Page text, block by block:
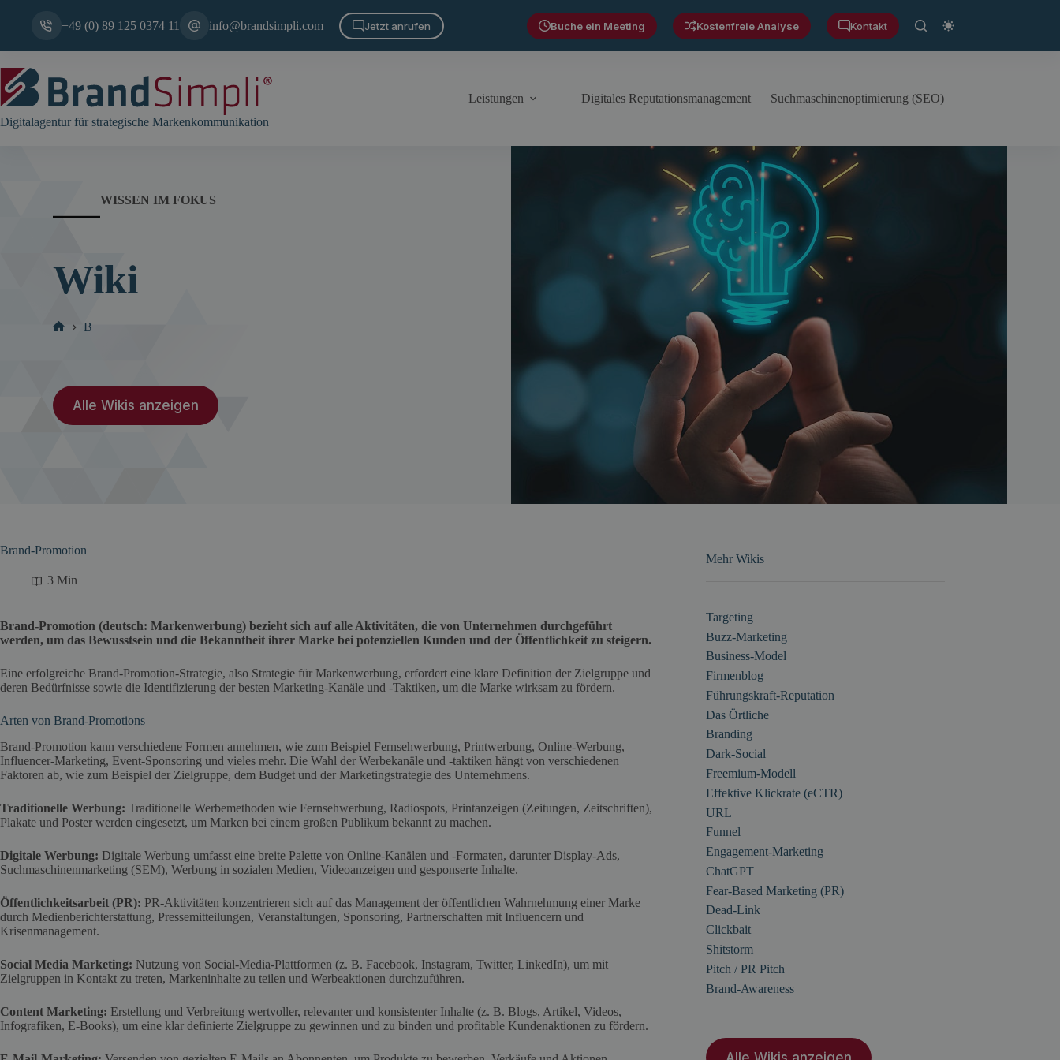
+49 (0) 89 125 0374 11 info@brandsimpli.com Jetzt anrufen Buche ein Meeting Kostenfreie Analyse Kontakt
Digitalagentur für strategische Markenkommunikation
Leistungen Digitales Reputationsmanagement Suchmaschinenoptimierung (SEO)
WISSEN IM FOKUS
Wiki
B
Alle Wikis anzeigen
Brand-Promotion
3 Min
Brand-Promotion (deutsch: Markenwerbung) bezieht sich auf alle Aktivitäten, die von Unternehmen durchgeführt
werden, um das Bewusstsein und die Bekanntheit ihrer Marke bei potenziellen Kunden und der Öffentlichkeit zu steigern.
Eine erfolgreiche Brand-Promotion-Strategie, also Strategie für Markenwerbung, erfordert eine klare Definition der Zielgruppe und
deren Bedürfnisse sowie die Identifizierung der besten Marketing-Kanäle und -Taktiken, um die Marke wirksam zu fördern.
Arten von Brand-Promotions
Brand-Promotion kann verschiedene Formen annehmen, wie zum Beispiel Fernsehwerbung, Printwerbung, Online-Werbung,
Influencer-Marketing, Event-Sponsoring und vieles mehr. Die Wahl der Werbekanäle und -taktiken hängt von verschiedenen
Faktoren ab, wie zum Beispiel der Zielgruppe, dem Budget und der Marketingstrategie des Unternehmens.
Traditionelle Werbung: Traditionelle Werbemethoden wie Fernsehwerbung, Radiospots, Printanzeigen (Zeitungen, Zeitschriften),
Plakate und Poster werden eingesetzt, um Marken bei einem großen Publikum bekannt zu machen.
Digitale Werbung: Digitale Werbung umfasst eine breite Palette von Online-Kanälen und -Formaten, darunter Display-Ads,
Suchmaschinenmarketing (SEM), Werbung in sozialen Medien, Videoanzeigen und gesponserte Inhalte.
Öffentlichkeitsarbeit (PR): PR-Aktivitäten konzentrieren sich auf das Management der öffentlichen Wahrnehmung einer Marke
durch Medienberichterstattung, Pressemitteilungen, Veranstaltungen, Sponsoring, Partnerschaften mit Influencern und
Krisenmanagement.
Social Media Marketing: Nutzung von Social-Media-Plattformen (z. B. Facebook, Instagram, Twitter, LinkedIn), um mit
Zielgruppen in Kontakt zu treten, Markeninhalte zu teilen und Werbeaktionen durchzuführen.
Content Marketing: Erstellung und Verbreitung wertvoller, relevanter und konsistenter Inhalte (z. B. Blogs, Artikel, Videos,
Infografiken, E-Books), um eine klar definierte Zielgruppe zu gewinnen und zu binden und profitable Kundenaktionen zu fördern.
Mehr Wikis
Targeting
Buzz-Marketing
Business-Model
Firmenblog
Führungskraft-Reputation
Das Örtliche
Branding
Dark-Social
Freemium-Modell
Effektive Klickrate (eCTR)
URL
Funnel
Engagement-Marketing
ChatGPT
Fear-Based Marketing (PR)
Dead-Link
Clickbait
Shitstorm
Pitch / PR Pitch
Brand-Awareness